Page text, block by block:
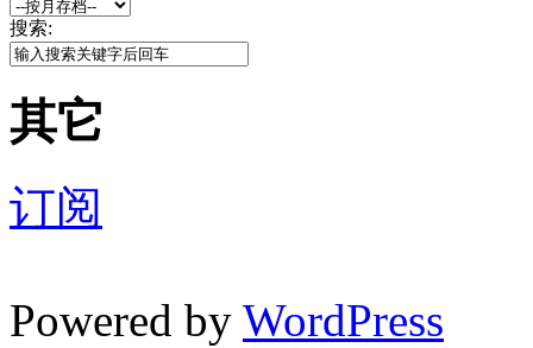
搜索:
其它
订阅
Powered by WordPress